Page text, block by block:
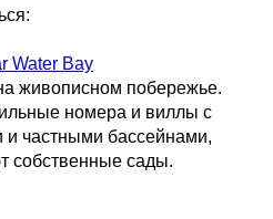
Water Bay
живописном побережье.
номера и виллы с
частными бассейнами,
собственные сады.